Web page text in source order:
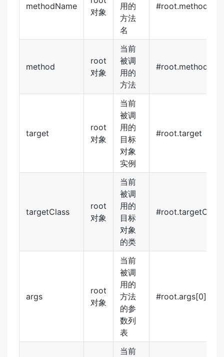
methodName
对象
用的
方法
名
method
root
对象
当前
被调
用的
方法
target
root
对象
当前
被调
用的
目标
对象
实例
#root.target
targetClass
root
对象
当前
被调
用的
目标
对象
的类
#root.targetClass
args
root
对象
当前
被调
用的
方法
的参
数列
表
#root.args[0]
当前